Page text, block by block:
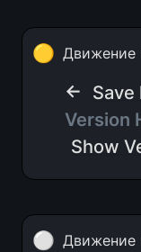
🟡 Движение
← Save
Version
Show
⚪ Движение